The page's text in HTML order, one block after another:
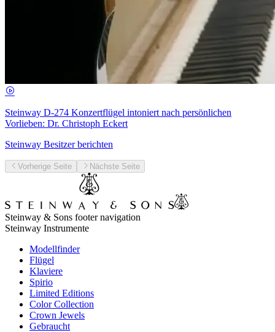
Steinway D-274 Konzertflügel intoniert nach persönlichen
Vorlieben: Dr. Christoph Eckert
Steinway Besitzer berichten
Vorherige Seite Nächste Seite
Steinway & Sons footer navigation
Steinway Instrumente
Modellfinder
Flügel
Klaviere
Spirio
Limited Editions
Color Collection
Crown Jewels
Gebraucht